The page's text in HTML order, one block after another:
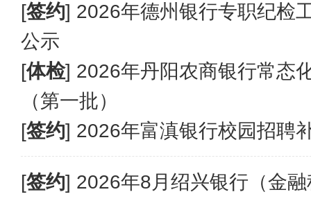
[签约] 2026年德州银行专职纪检
公示
[体检] 2026年丹阳农商银行常态
（第一批）
[签约] 2026年富滇银行校园招聘
[签约] 2026年8月绍兴银行（金